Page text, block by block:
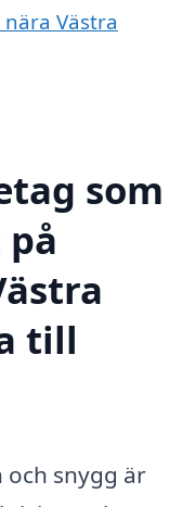
Västra
som
till
snygg är